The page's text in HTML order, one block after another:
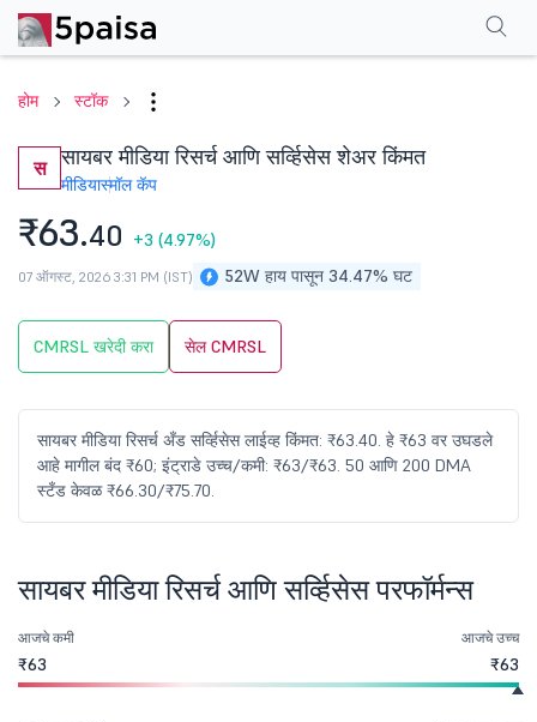
होम स्टॉक
स सायबर मीडिया रिसर्च आणि सर्व्हिसेस शेअर किंमत
मीडियास्मॉल कॅप
₹63.40 +3 (4.97%)
52W हाय पासून 34.47% घट
07 ऑगस्ट, 2026 3:31 PM (IST)
CMRSL खरेदी करा सेल CMRSL
सायबर मीडिया रिसर्च अँड सर्व्हिसेस लाईव्ह किंमत: ₹63.40. हे ₹63 वर उघडले
आहे मागील बंद ₹60; इंट्राडे उच्च/कमी: ₹63/₹63. 50 आणि 200 DMA
स्टँड केवळ ₹66.30/₹75.70.
परफॉर्मन्सफायनान्शियल्स एफएक्यू
सायबर मीडिया रिसर्च आणि सर्व्हिसेस परफॉर्मन्स
आजचे कमी
₹63
आजचे उच्च
₹63